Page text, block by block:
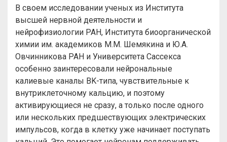
В своем исследовании ученых из Института
высшей нервной деятельности и
нейрофизиологии РАН, Института биоорганической
химии им. академиков М.М. Шемякина и Ю.А.
Овчинникова РАН и Университета Сассекса
особенно заинтересовали нейрональные
калиевые каналы BK-типа, чувствительные к
внутриклеточному кальцию, и поэтому
активирующиеся не сразу, а только после одного
или нескольких предшествующих электрических
импульсов, когда в клетку уже начинает поступать